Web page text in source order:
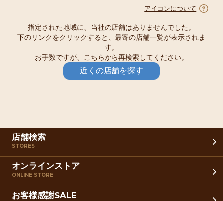
アイコンについて
指定された地域に、当社の店舗はありませんでした。
下のリンクをクリックすると、最寄の店舗一覧が表示されま
す。
お手数ですが、こちらから再検索してください。
近くの店舗を探す
店舗検索
STORES
オンラインストア
ONLINE STORE
お客様感謝SALE